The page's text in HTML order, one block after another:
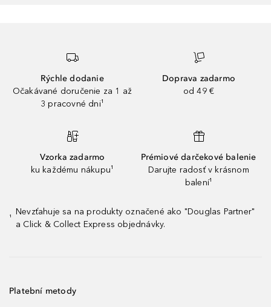
Rýchle dodanie
Očakávané doručenie za 1 až
3 pracovné dni¹
Doprava zadarmo
od 49 €
Vzorka zadarmo
ku každému nákupu¹
Prémiové darčekové balenie
Darujte radosť v krásnom
balení¹
¹
Nevzťahuje sa na produkty označené ako "Douglas Partner"
a Click & Collect Express objednávky.
Platební metody